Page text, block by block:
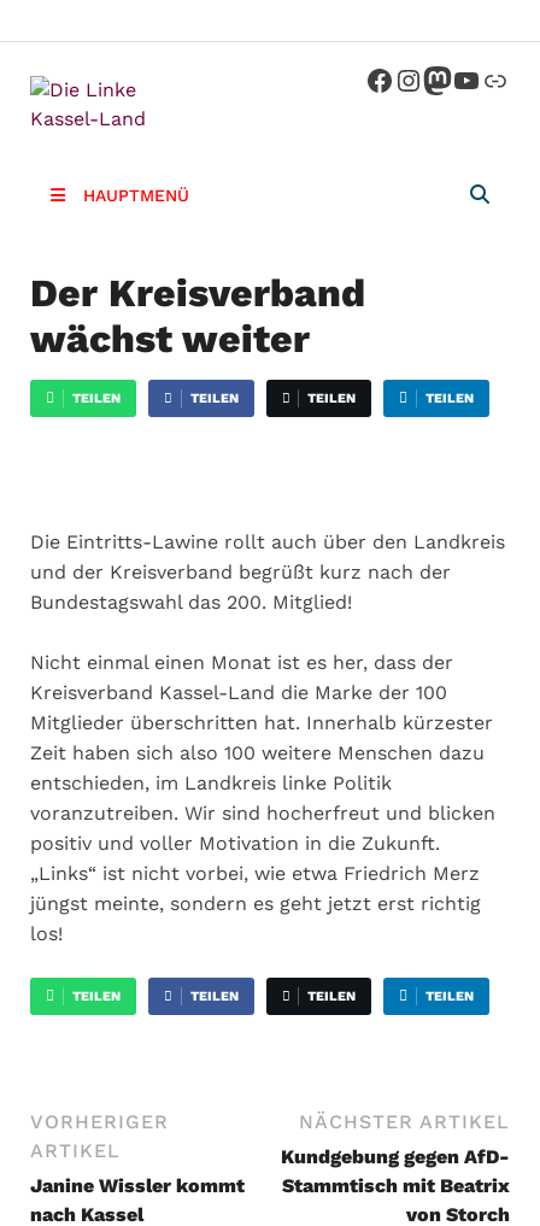
HAUPTMENÜ
Der Kreisverband
wächst weiter
TEILEN TEILEN TEILEN TEILEN
Die Eintritts-Lawine rollt auch über den Landkreis
und der Kreisverband begrüßt kurz nach der
Bundestagswahl das 200. Mitglied!
Nicht einmal einen Monat ist es her, dass der
Kreisverband Kassel-Land die Marke der 100
Mitglieder überschritten hat. Innerhalb kürzester
Zeit haben sich also 100 weitere Menschen dazu
entschieden, im Landkreis linke Politik
voranzutreiben. Wir sind hocherfreut und blicken
positiv und voller Motivation in die Zukunft.
„Links“ ist nicht vorbei, wie etwa Friedrich Merz
jüngst meinte, sondern es geht jetzt erst richtig
los!
TEILEN TEILEN TEILEN TEILEN
VORHERIGER
ARTIKEL
Janine Wissler kommt
nach Kassel
NÄCHSTER ARTIKEL
Kundgebung gegen AfD-
Stammtisch mit Beatrix
von Storch